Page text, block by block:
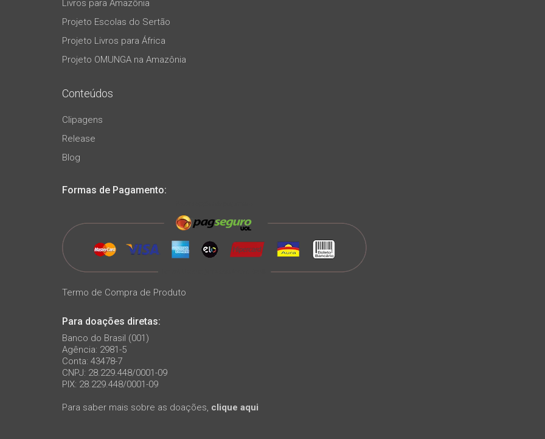
Livros para Amazônia
Projeto Escolas do Sertão
Projeto Livros para África
Projeto OMUNGA na Amazônia
Conteúdos
Clipagens
Release
Blog
Formas de Pagamento:
Termo de Compra de Produto
Para doações diretas:
Banco do Brasil (001)
Agência: 2981-5
Conta: 43478-7
CNPJ: 28.229.448/0001-09
PIX: 28.229.448/0001-09
Para saber mais sobre as doações, clique aqui